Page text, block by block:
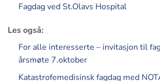
Fagdag ved St.Olavs Hospital
Les også:
For alle interesserte – invitasjon til
årsmøte 7.oktober
Katastrofemedisinsk fagdag med